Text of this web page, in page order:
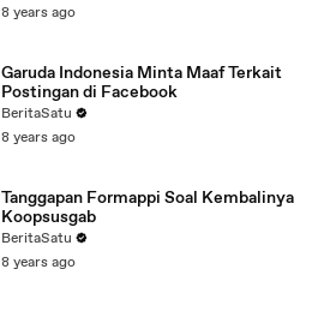
8 years ago
Garuda Indonesia Minta Maaf Terkait
Postingan di Facebook
BeritaSatu
8 years ago
Tanggapan Formappi Soal Kembalinya
Koopsusgab
BeritaSatu
8 years ago